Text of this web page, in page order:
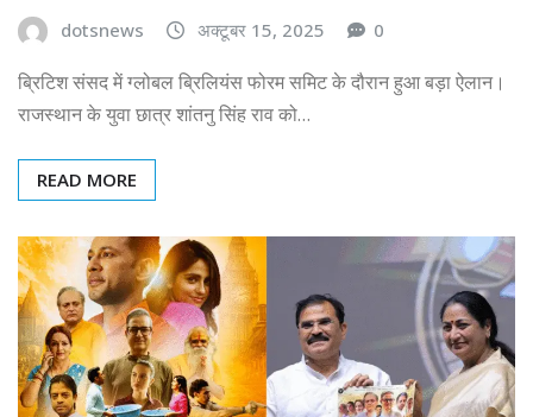
dotsnews अक्टूबर 15, 2025 0
ब्रिटिश संसद में ग्लोबल ब्रिलियंस फोरम समिट के दौरान हुआ बड़ा ऐलान।
राजस्थान के युवा छात्र शांतनु सिंह राव को…
READ MORE